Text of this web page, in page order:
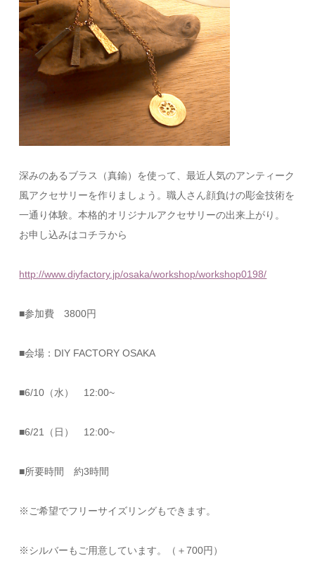
深みのあるブラス（真鍮）を使って、最近人気のアンティーク
風アクセサリーを作りましょう。職人さん顔負けの彫金技術を
一通り体験。本格的オリジナルアクセサリーの出来上がり。
お申し込みはコチラから
http://www.diyfactory.jp/osaka/workshop/workshop0198/
■参加費 3800円
■会場：DIY FACTORY OSAKA
■6/10（水） 12:00~
■6/21（日） 12:00~
■所要時間 約3時間
※ご希望でフリーサイズリングもできます。
※シルバーもご用意しています。（＋700円）